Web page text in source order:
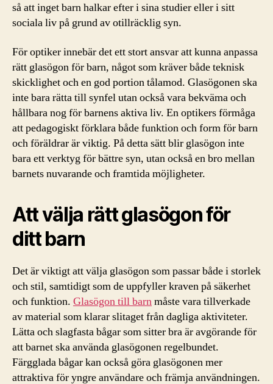
så att inget barn halkar efter i sina studier eller i sitt
sociala liv på grund av otillräcklig syn.
För optiker innebär det ett stort ansvar att kunna anpassa
rätt glasögon för barn, något som kräver både teknisk
skicklighet och en god portion tålamod. Glasögonen ska
inte bara rätta till synfel utan också vara bekväma och
hållbara nog för barnens aktiva liv. En optikers förmåga
att pedagogiskt förklara både funktion och form för barn
och föräldrar är viktig. På detta sätt blir glasögon inte
bara ett verktyg för bättre syn, utan också en bro mellan
barnets nuvarande och framtida möjligheter.
Att välja rätt glasögon för
ditt barn
Det är viktigt att välja glasögon som passar både i storlek
och stil, samtidigt som de uppfyller kraven på säkerhet
och funktion. Glasögon till barnmåste vara tillverkade
av material som klarar slitaget från dagliga aktiviteter.
Lätta och slagfasta bågar som sitter bra är avgörande för
att barnet ska använda glasögonen regelbundet.
Färgglada bågar kan också göra glasögonen mer
attraktiva för yngre användare och främja användningen.